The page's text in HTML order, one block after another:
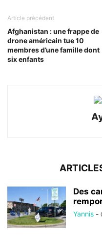
Article précédent
Afghanistan : une frappe de
drone américain tue 10
membres d’une famille dont
six enfants
Des
Yannis -